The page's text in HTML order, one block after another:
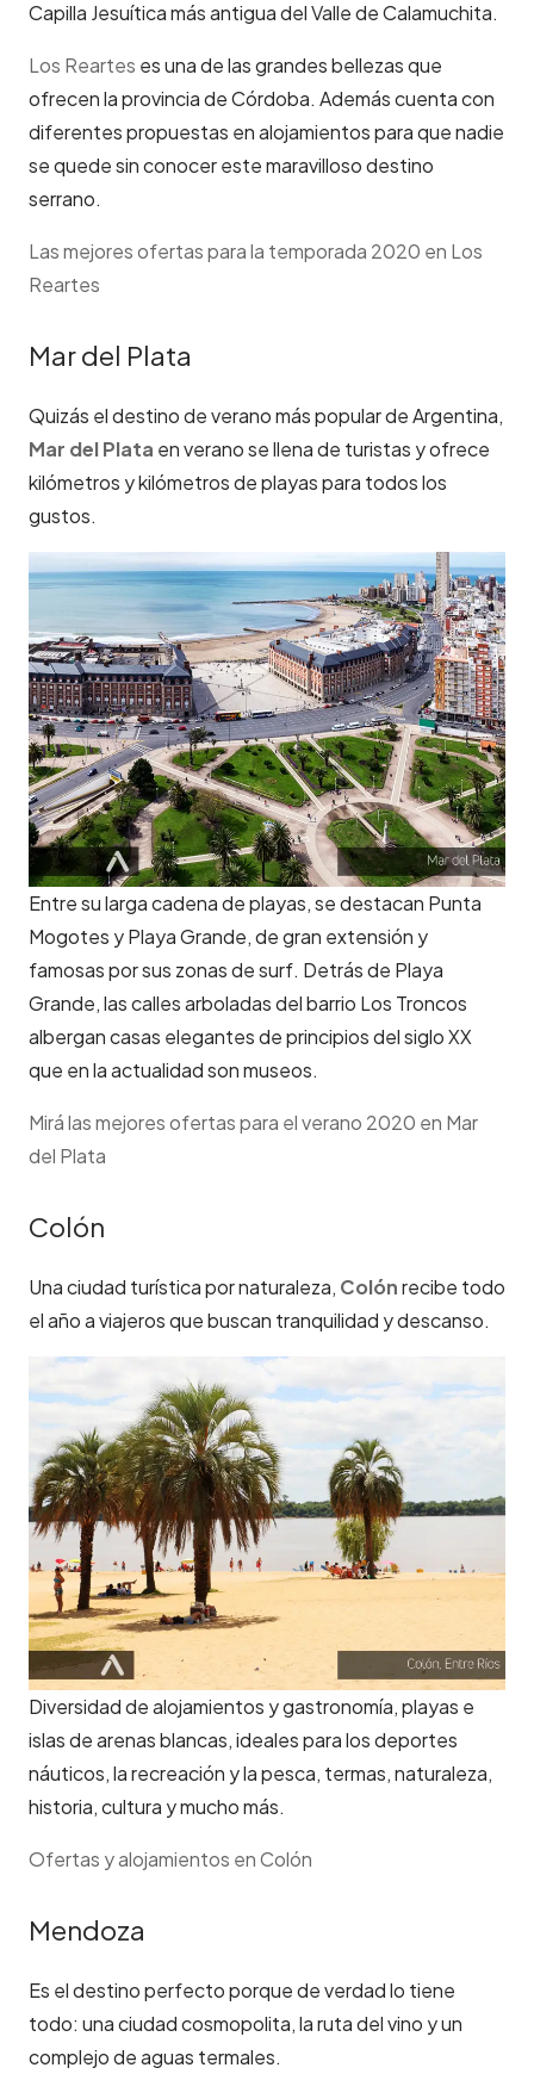
Capilla Jesuítica más antigua del Valle de Calamuchita.
Los Reartes es una de las grandes bellezas que
ofrecen la provincia de Córdoba. Además cuenta con
diferentes propuestas en alojamientos para que nadie
se quede sin conocer este maravilloso destino
serrano.
Las mejores ofertas para la temporada 2020 en Los
Reartes
Mar del Plata
Quizás el destino de verano más popular de Argentina,
Mar del Plata en verano se llena de turistas y ofrece
kilómetros y kilómetros de playas para todos los
gustos.
Entre su larga cadena de playas, se destacan Punta
Mogotes y Playa Grande, de gran extensión y
famosas por sus zonas de surf. Detrás de Playa
Grande, las calles arboladas del barrio Los Troncos
albergan casas elegantes de principios del siglo XX
que en la actualidad son museos.
Mirá las mejores ofertas para el verano 2020 en Mar
del Plata
Colón
Una ciudad turística por naturaleza, Colónrecibe todo
el año a viajeros que buscan tranquilidad y descanso.
Diversidad de alojamientos y gastronomía, playas e
islas de arenas blancas, ideales para los deportes
náuticos, la recreación y la pesca, termas, naturaleza,
historia, cultura y mucho más.
Ofertas y alojamientos en Colón
Mendoza
Es el destino perfecto porque de verdad lo tiene
todo: una ciudad cosmopolita, la ruta del vino y un
complejo de aguas termales.